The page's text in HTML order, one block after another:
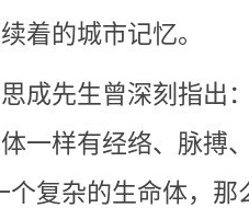
着的城市记忆。
成先生曾深刻指出
一样有经络、脉搏
个复杂的生命体，那